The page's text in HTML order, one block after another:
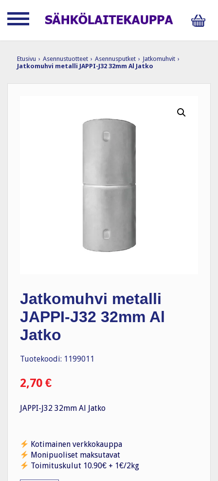
Etusivu › Asennustuotteet › Asennusputket › Jatkomuhvit ›
Jatkomuhvi metalli JAPPI-J32 32mm Al Jatko
Jatkomuhvi metalli
JAPPI-J32 32mm Al
Jatko
Tuotekoodi: 1199011
2,70 €
JAPPI-J32 32mm Al Jatko
Kotimainen verkkokauppa
Monipuoliset maksutavat
Toimituskulut 10.90€ + 1€/2kg